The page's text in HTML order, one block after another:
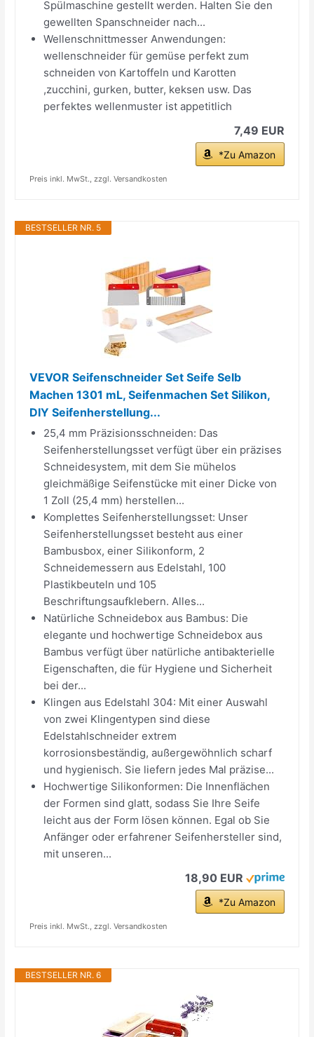
Spülmaschine gestellt werden. Halten Sie den
gewellten Spanschneider nach...
Wellenschnittmesser Anwendungen:
wellenschneider für gemüse perfekt zum
schneiden von Kartoffeln und Karotten
,zucchini, gurken, butter, keksen usw. Das
perfektes wellenmuster ist appetitlich
7,49 EUR
*Zu Amazon
Preis inkl. MwSt., zzgl. Versandkosten
BESTSELLER NR. 5
VEVOR Seifenschneider Set Seife Selb
Machen 1301 mL, Seifenmachen Set Silikon,
DIY Seifenherstellung...
25,4 mm Präzisionsschneiden: Das
Seifenherstellungsset verfügt über ein präzises
Schneidesystem, mit dem Sie mühelos
gleichmäßige Seifenstücke mit einer Dicke von
1 Zoll (25,4 mm) herstellen...
Komplettes Seifenherstellungsset: Unser
Seifenherstellungsset besteht aus einer
Bambusbox, einer Silikonform, 2
Schneidemessern aus Edelstahl, 100
Plastikbeuteln und 105
Beschriftungsaufklebern. Alles...
Natürliche Schneidebox aus Bambus: Die
elegante und hochwertige Schneidebox aus
Bambus verfügt über natürliche antibakterielle
Eigenschaften, die für Hygiene und Sicherheit
bei der...
Klingen aus Edelstahl 304: Mit einer Auswahl
von zwei Klingentypen sind diese
Edelstahlschneider extrem
korrosionsbeständig, außergewöhnlich scharf
und hygienisch. Sie liefern jedes Mal präzise...
Hochwertige Silikonformen: Die Innenflächen
der Formen sind glatt, sodass Sie Ihre Seife
leicht aus der Form lösen können. Egal ob Sie
Anfänger oder erfahrener Seifenhersteller sind,
mit unseren...
18,90 EUR
*Zu Amazon
Preis inkl. MwSt., zzgl. Versandkosten
BESTSELLER NR. 6